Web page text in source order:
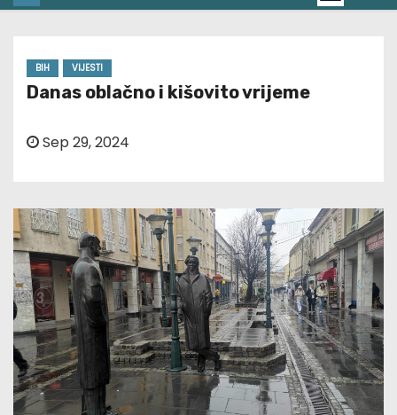
BIH VIJESTI
Danas oblačno i kišovito vrijeme
Sep 29, 2024